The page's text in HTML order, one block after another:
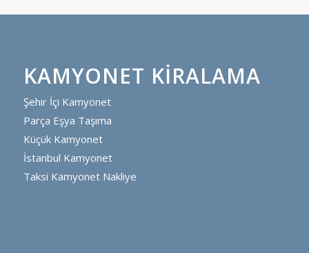
KAMYONET KIRALAMA
Şehir İçi Kamyonet
Parça Eşya Taşıma
Küçük Kamyonet
İstanbul Kamyonet
Taksi Kamyonet Nakliye